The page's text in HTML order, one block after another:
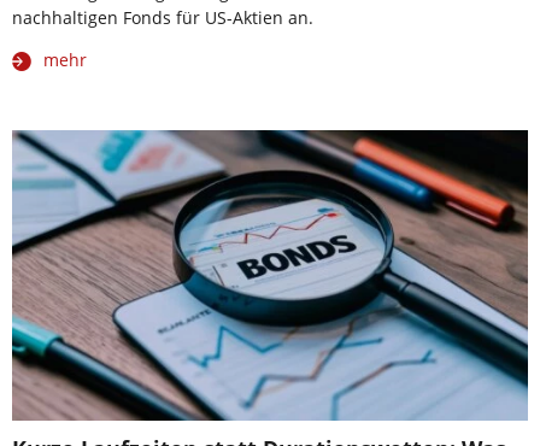
nachhaltigen Fonds für US-Aktien an.
mehr